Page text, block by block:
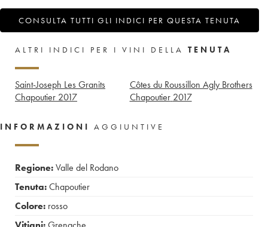
CONSULTA TUTTI GLI INDICI PER QUESTA TENUTA
ALTRI INDICI PER I VINI DELLA TENUTA
Saint-Joseph Les Granits
Chapoutier 2017
Côtes du Roussillon Agly Brothers
Chapoutier 2017
INFORMAZIONI AGGIUNTIVE
Regione:Valle del Rodano
Tenuta:Chapoutier
Colore: rosso